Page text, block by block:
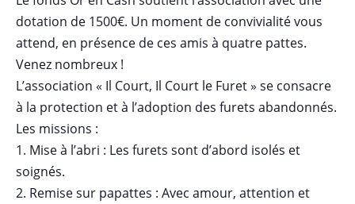
dotation de 1500€. Un moment de convivialité vous
attend, en présence de ces amis à quatre pattes.
Venez nombreux !
L’association « Il Court, Il Court le Furet » se consacre
à la protection et à l’adoption des furets abandonnés.
Les missions :
1. Mise à l’abri : Les furets sont d’abord isolés et
soignés.
2. Remise sur papattes : Avec amour, attention et